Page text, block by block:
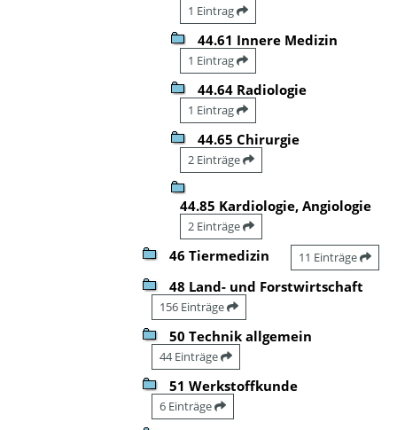
1 Eintrag
44.61 Innere Medizin
1 Eintrag
44.64 Radiologie
1 Eintrag
44.65 Chirurgie
2 Einträge
44.85 Kardiologie, Angiologie
2 Einträge
46 Tiermedizin 11 Einträge
48 Land- und Forstwirtschaft
156 Einträge
50 Technik allgemein
44 Einträge
51 Werkstoffkunde
6 Einträge